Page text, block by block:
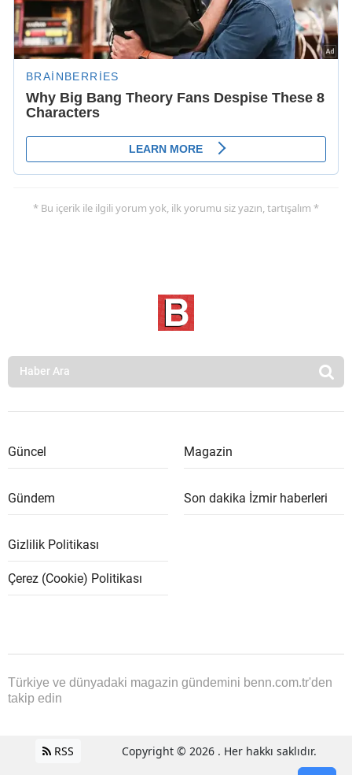
* Bu içerik ile ilgili yorum yok, ilk yorumu siz yazın, tartışalım *
Güncel Magazin
Gündem Son dakika İzmir haberleri
Gizlilik Politikası
Çerez (Cookie) Politikası
Türkiye ve dünyadaki magazin gündemini benn.com.tr'den
takip edin
RSS Copyright © 2026 . Her hakkı saklıdır.